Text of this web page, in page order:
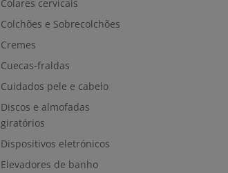
Colares cervicais
Colchões e Sobrecolchões
Cremes
Cuecas-fraldas
Cuidados pele e cabelo
Discos e almofadas
giratórios
Dispositivos eletrónicos
Elevadores de banho